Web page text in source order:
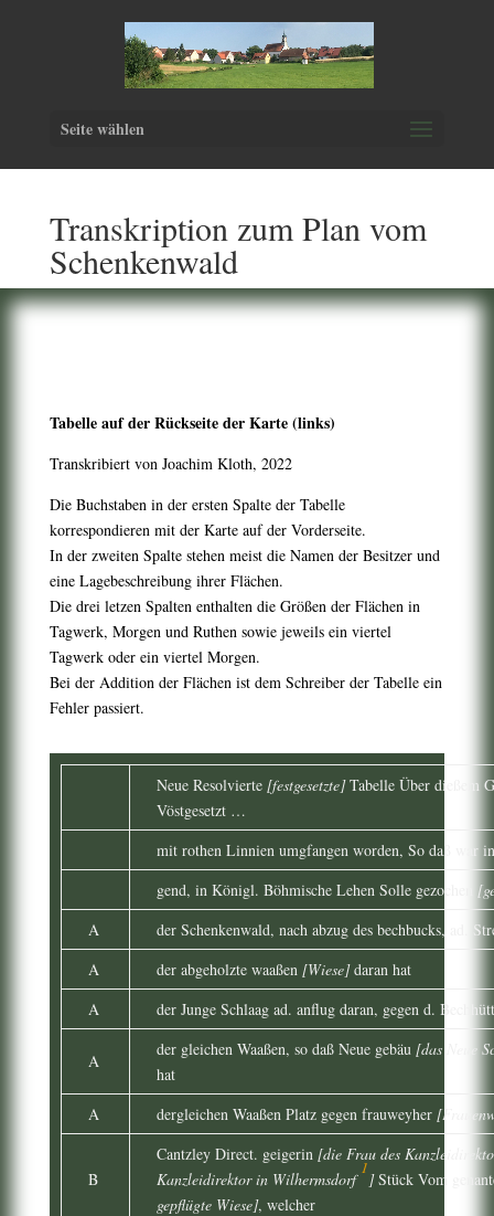
Seite wählen
Transkription zum Plan vom
Schenkenwald
Tabelle auf der Rückseite der Karte (links)
Transkribiert von Joachim Kloth, 2022
Die Buchstaben in der ersten Spalte der Tabelle
korrespondieren mit der Karte auf der Vorderseite.
In der zweiten Spalte stehen meist die Namen der Besitzer und
eine Lagebeschreibung ihrer Flächen.
Die drei letzen Spalten enthalten die Größen der Flächen in
Tagwerk, Morgen und Ruthen sowie jeweils ein viertel
Tagwerk oder ein viertel Morgen.
Bei der Addition der Flächen ist dem Schreiber der Tabelle ein
Fehler passiert.
Neue Resolvierte [festgesetzte]Tabelle Über dießem
Vöstgesetzt …
mit rothen Linnien umgfangen worden, So daß war
gend, in Königl. Böhmische Lehen Solle gezochen
A
der Schenkenwald, nach abzug des bechbucks, ad.
A
der abgeholzte waaßen [Wiese]daran hat
A
der Junge Schlaag ad. anflug daran, gegen d.
A
der gleichen Waaßen, so daß Neue gebäu [das Neue
hat
A
dergleichen Waaßen Platz gegen frauweyher
B
Cantzley Direct. geigerin [die Frau des
Kanzleidirektor in Wilhermsdorf
1
]Stück Vom
gepflügte Wiese], welcher